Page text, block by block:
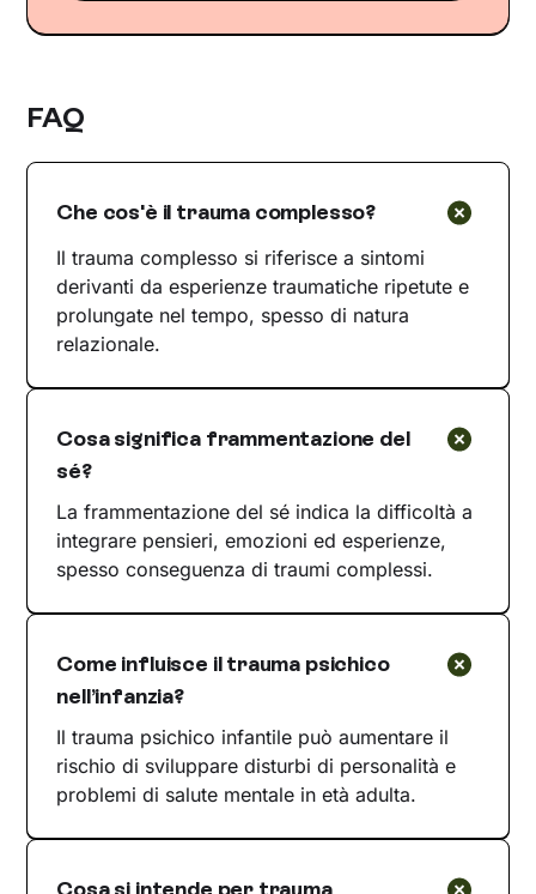
FAQ
Che cos'è il trauma complesso?
Il trauma complesso si riferisce a sintomi
derivanti da esperienze traumatiche ripetute e
prolungate nel tempo, spesso di natura
relazionale.
Cosa significa frammentazione del
sé?
La frammentazione del sé indica la difficoltà a
integrare pensieri, emozioni ed esperienze,
spesso conseguenza di traumi complessi.
Come influisce il trauma psichico
nell’infanzia?
Il trauma psichico infantile può aumentare il
rischio di sviluppare disturbi di personalità e
problemi di salute mentale in età adulta.